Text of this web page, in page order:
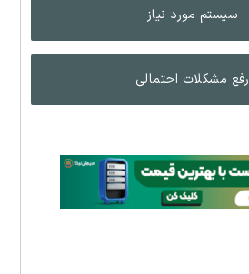
سیستم مورد نیاز
رفع مشکلات احتمالی